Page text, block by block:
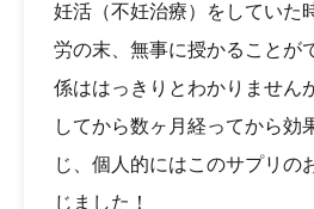
妊活（不妊治療）をしていた
労の末、無事に授かることが
係ははっきりとわかりません
してから数ヶ月経ってから効
じ、個人的にはこのサプリの
じました！